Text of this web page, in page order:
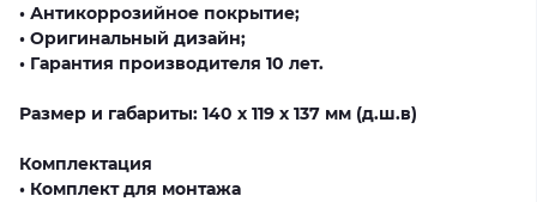
• Антикоррозийное покрытие;
• Оригинальный дизайн;
• Гарантия производителя 10 лет.
Размер и габариты: 140 х 119 х 137 мм (д.ш.в)
Комплектация
• Комплект для монтажа